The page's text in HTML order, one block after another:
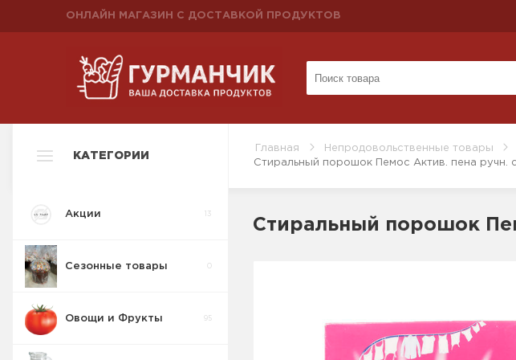
ОНЛАЙН МАГАЗИН С ДОСТАВКОЙ ПРОДУКТОВ
Главная Непродовольственные товары
Стиральный порошок Пемос Актив. пена ручн.
КАТЕГОРИИ
Акции 13
Сезонные товары
Овощи и Фрукты 95
Стиральный порошок